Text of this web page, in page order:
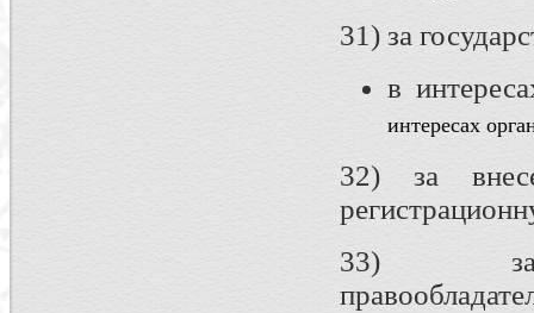
31) за
в
интересах
32) за
33) за